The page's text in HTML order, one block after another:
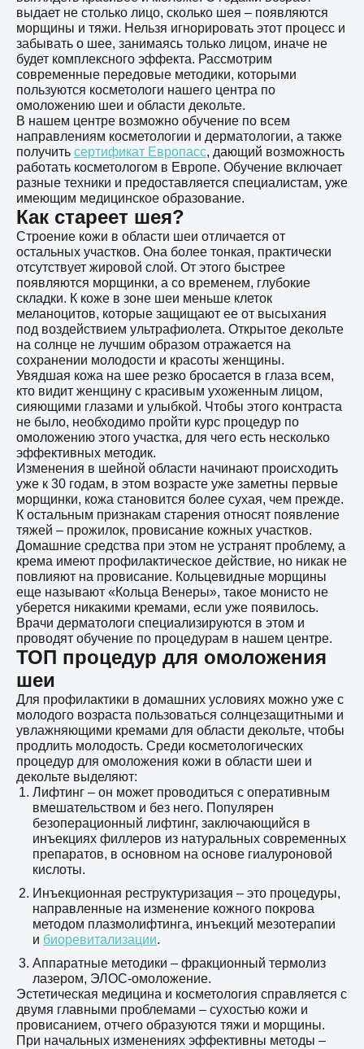
выдает не столько лицо, сколько шея – появляются
морщины и тяжи. Нельзя игнорировать этот процесс и
забывать о шее, занимаясь только лицом, иначе не
будет комплексного эффекта. Рассмотрим
современные передовые методики, которыми
пользуются косметологи нашего центра по
омоложению шеи и области декольте.
В нашем центре возможно обучение по всем
направлениям косметологии и дерматологии, а также
получить сертификат Европасс , дающий возможность
работать косметологом в Европе. Обучение включает
разные техники и предоставляется специалистам, уже
имеющим медицинское образование.
Как стареет шея?
Строение кожи в области шеи отличается от
остальных участков. Она более тонкая, практически
отсутствует жировой слой. От этого быстрее
появляются морщинки, а со временем, глубокие
складки. К коже в зоне шеи меньше клеток
меланоцитов, которые защищают ее от высыхания
под воздействием ультрафиолета. Открытое декольте
на солнце не лучшим образом отражается на
сохранении молодости и красоты женщины.
Увядшая кожа на шее резко бросается в глаза всем,
кто видит женщину с красивым ухоженным лицом,
сияющими глазами и улыбкой. Чтобы этого контраста
не было, необходимо пройти курс процедур по
омоложению этого участка, для чего есть несколько
эффективных методик.
Изменения в шейной области начинают происходить
уже к 30 годам, в этом возрасте уже заметны первые
морщинки, кожа становится более сухая, чем прежде.
К остальным признакам старения относят появление
тяжей – прожилок, провисание кожных участков.
Домашние средства при этом не устранят проблему, а
крема имеют профилактическое действие, но никак не
повлияют на провисание. Кольцевидные морщины
еще называют «Кольца Венеры», такое монисто не
уберется никакими кремами, если уже появилось.
Врачи дерматологи специализируются в этом и
проводят обучение по процедурам в нашем центре.
ТОП процедур для омоложения
шеи
Для профилактики в домашних условиях можно уже с
молодого возраста пользоваться солнцезащитными и
увлажняющими кремами для области декольте, чтобы
продлить молодость. Среди косметологических
процедур для омоложения кожи в области шеи и
декольте выделяют:
Лифтинг – он может проводиться с оперативным
вмешательством и без него. Популярен
безоперационный лифтинг, заключающийся в
инъекциях филлеров из натуральных современных
препаратов, в основном на основе гиалуроновой
кислоты.
Инъекционная реструктуризация – это процедуры,
направленные на изменение кожного покрова
методом плазмолифтинга, инъекций мезотерапии
и биоревитализации.
Аппаратные методики – фракционный термолиз
лазером, ЭЛОС-омоложение.
Эстетическая медицина и косметология справляется с
двумя главными проблемами – сухостью кожи и
провисанием, отчего образуются тяжи и морщины.
При начальных изменениях эффективны методы –